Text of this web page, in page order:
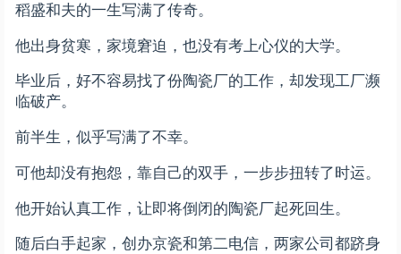
稻盛和夫的一生写满了传奇。
他出身贫寒，家境窘迫，也没有考上心仪的大学。
毕业后，好不容易找了份陶瓷厂的工作，却发现工厂濒
临破产。
前半生，似乎写满了不幸。
可他却没有抱怨，靠自己的双手，一步步扭转了时运。
他开始认真工作，让即将倒闭的陶瓷厂起死回生。
随后白手起家，创办京瓷和第二电信，两家公司都跻身